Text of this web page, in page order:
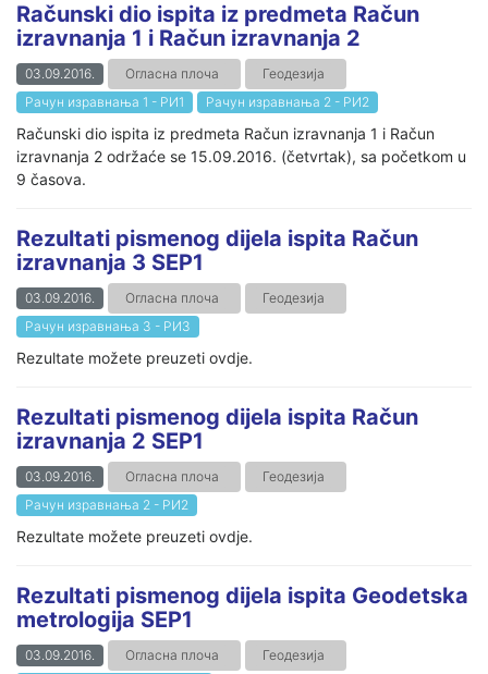
Računski dio ispita iz predmeta Račun
izravnanja 1 i Račun izravnanja 2
03.09.2016. Огласна плоча
Геодезија
Рачун изравнања 1 - РИ1
Рачун изравнања 2 - РИ2
Računski dio ispita iz predmeta Račun izravnanja 1 i Račun
izravnanja 2 održaće se 15.09.2016. (četvrtak), sa početkom u
9 časova.
Rezultati pismenog dijela ispita Račun
izravnanja 3 SEP1
03.09.2016. Огласна плоча
Геодезија
Рачун изравнања 3 - РИ3
Rezultate možete preuzeti ovdje.
Rezultati pismenog dijela ispita Račun
izravnanja 2 SEP1
03.09.2016. Огласна плоча
Геодезија
Рачун изравнања 2 - РИ2
Rezultate možete preuzeti ovdje.
Rezultati pismenog dijela ispita Geodetska
metrologija SEP1
03.09.2016. Огласна плоча
Геодезија